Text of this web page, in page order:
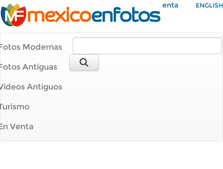
Mi Cuenta ENGLISH
Modernas
Antiguas
Antiguos
Venta